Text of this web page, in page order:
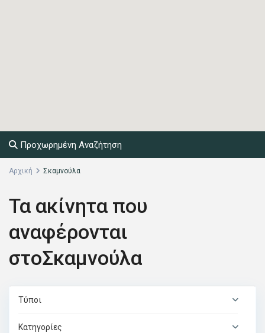
Προχωρημένη Αναζήτηση
Αρχική Σκαμνούλα
Τα ακίνητα που
αναφέρονται
στοΣκαμνούλα
Τύποι
Κατηγορίες